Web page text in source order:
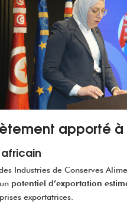
apporté
Industries de Conserves
potentiel d’exportation
exportatrices.